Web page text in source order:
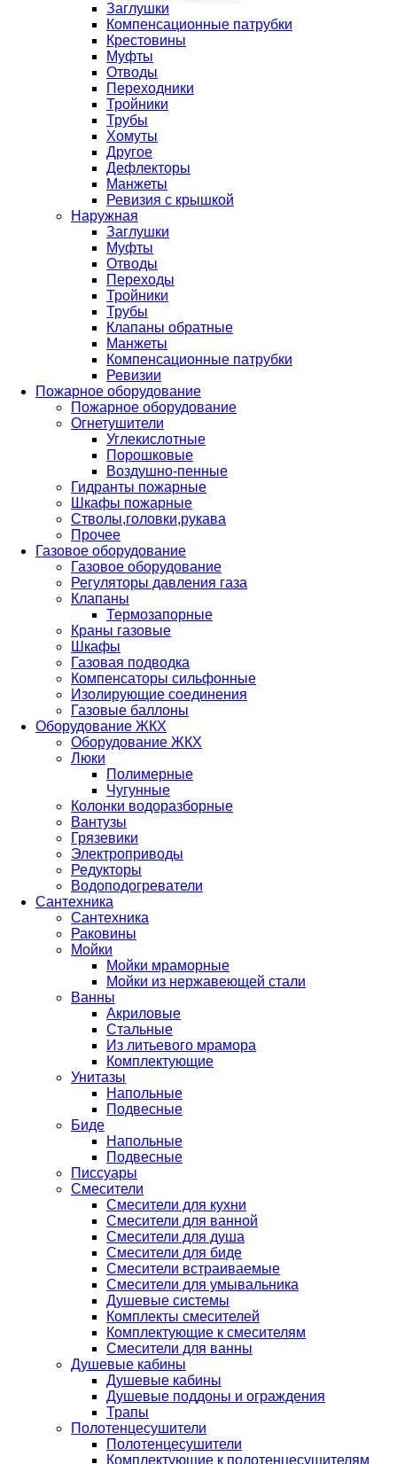
Заглушки
Компенсационные патрубки
Крестовины
Муфты
Отводы
Переходники
Тройники
Трубы
Хомуты
Другое
Дефлекторы
Манжеты
Ревизия с крышкой
Наружная
Заглушки
Муфты
Отводы
Переходы
Тройники
Трубы
Клапаны обратные
Манжеты
Компенсационные патрубки
Ревизии
Пожарное оборудование
Пожарное оборудование
Огнетушители
Углекислотные
Порошковые
Воздушно-пенные
Гидранты пожарные
Шкафы пожарные
Стволы,головки,рукава
Прочее
Газовое оборудование
Газовое оборудование
Регуляторы давления газа
Клапаны
Термозапорные
Краны газовые
Шкафы
Газовая подводка
Компенсаторы сильфонные
Изолирующие соединения
Газовые баллоны
Оборудование ЖКХ
Оборудование ЖКХ
Люки
Полимерные
Чугунные
Колонки водоразборные
Вантузы
Грязевики
Электроприводы
Редукторы
Водоподогреватели
Сантехника
Сантехника
Раковины
Мойки
Мойки мраморные
Мойки из нержавеющей стали
Ванны
Акриловые
Стальные
Из литьевого мрамора
Комплектующие
Унитазы
Напольные
Подвесные
Биде
Напольные
Подвесные
Писсуары
Смесители
Смесители для кухни
Смесители для ванной
Смесители для душа
Смесители для биде
Смесители встраиваемые
Смесители для умывальника
Душевые системы
Комплекты смесителей
Комплектующие к смесителям
Смесители для ванны
Душевые кабины
Душевые кабины
Душевые поддоны и ограждения
Трапы
Полотенцесушители
Полотенцесушители
Комплектующие к полотенцесушителям